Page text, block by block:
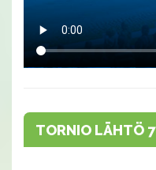
TORNIO LÄHTÖ 7